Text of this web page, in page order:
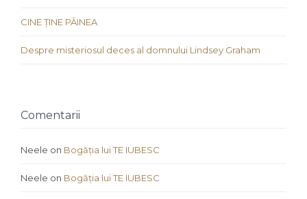
CINE ȚINE PÂINEA
Despre misteriosul deces al domnului Lindsey Graham
Comentarii
Neele on Bogăția lui TE IUBESC
Neele on Bogăția lui TE IUBESC